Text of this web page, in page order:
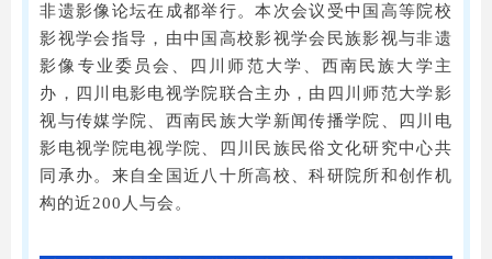
非遗影像论坛在成都举行。本次会议受中国高等院校
影视学会指导，由中国高校影视学会民族影视与非遗
影像专业委员会、四川师范大学、西南民族大学主
办，四川电影电视学院联合主办，由四川师范大学影
视与传媒学院、西南民族大学新闻传播学院、四川电
影电视学院电视学院、四川民族民俗文化研究中心共
同承办。来自全国近八十所高校、科研院所和创作机
构的近200人与会。